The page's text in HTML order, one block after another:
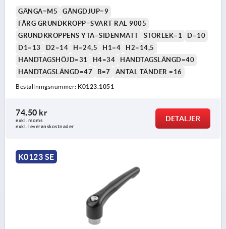
GÄNGA=M5
GÄNGDJUP=9
FÄRG GRUNDKROPP=SVART RAL 9005
GRUNDKROPPENS YTA=SIDENMATT
STORLEK=1
D=10
D1=13
D2=14 H=24,5 H1=4
H2=14,5
HANDTAGSHÖJD=31
H4=34
HANDTAGSLÄNGD=40
HANDTAGSLÄNGD=47
B=7 ANTAL TÄNDER =16
Beställningsnummer: K0123.1051
74,50 kr
exkl. moms
exkl. leveranskostnader
DETALJER
K0123 SE